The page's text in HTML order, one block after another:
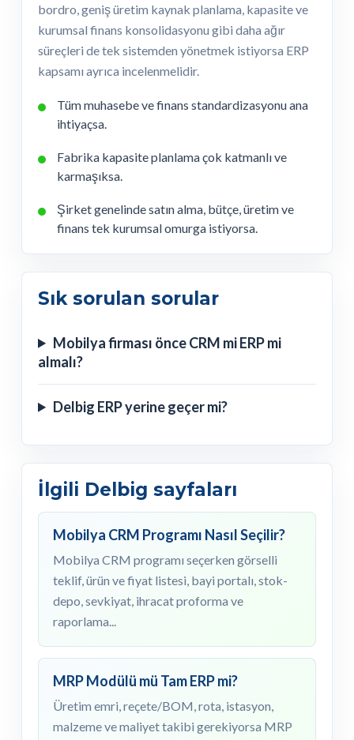
bordro, geniş üretim kaynak planlama, kapasite ve
kurumsal finans konsolidasyonu gibi daha ağır
süreçleri de tek sistemden yönetmek istiyorsa ERP
kapsamı ayrıca incelenmelidir.
Tüm muhasebe ve finans standardizasyonu ana
ihtiyaçsa.
Fabrika kapasite planlama çok katmanlı ve
karmaşıksa.
Şirket genelinde satın alma, bütçe, üretim ve
finans tek kurumsal omurga istiyorsa.
Sık sorulan sorular
Mobilya firması önce CRM mi ERP mi
almalı?
Delbig ERP yerine geçer mi?
İlgili Delbig sayfaları
Mobilya CRM Programı Nasıl Seçilir?
Mobilya CRM programı seçerken görselli
teklif, ürün ve fiyat listesi, bayi portalı, stok-
depo, sevkiyat, ihracat proforma ve
raporlama...
MRP Modülü mü Tam ERP mi?
Üretim emri, reçete/BOM, rota, istasyon,
malzeme ve maliyet takibi gerekiyorsa MRP